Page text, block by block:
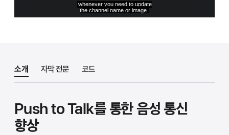
소개 자막 전문 코드
Push to Talk를 통한 음성 통신
향상